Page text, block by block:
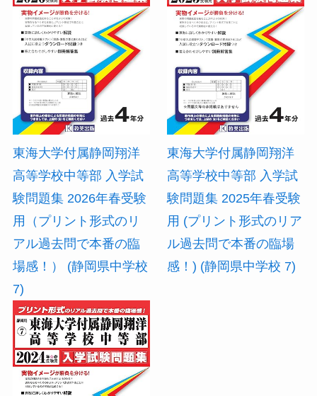
東海大学付属静岡翔洋
高等学校中等部 入学試
験問題集 2026年春受験
用（プリント形式のリ
アル過去問で本番の臨
場感！） (静岡県中学校
7)
東海大学付属静岡翔洋
高等学校中等部 入学試
験問題集 2025年春受験
用 (プリント形式のリア
ル過去問で本番の臨場
感！) (静岡県中学校 7)